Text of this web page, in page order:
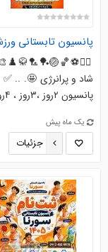
پانسیون تابستانی
پانسیون ۲روز ،۳روز ، ۴روز و ۵ روز در هفته. ✅️ هر روز برای ...
یک ماه پیش
جزئیات